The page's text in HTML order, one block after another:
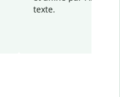
texte.